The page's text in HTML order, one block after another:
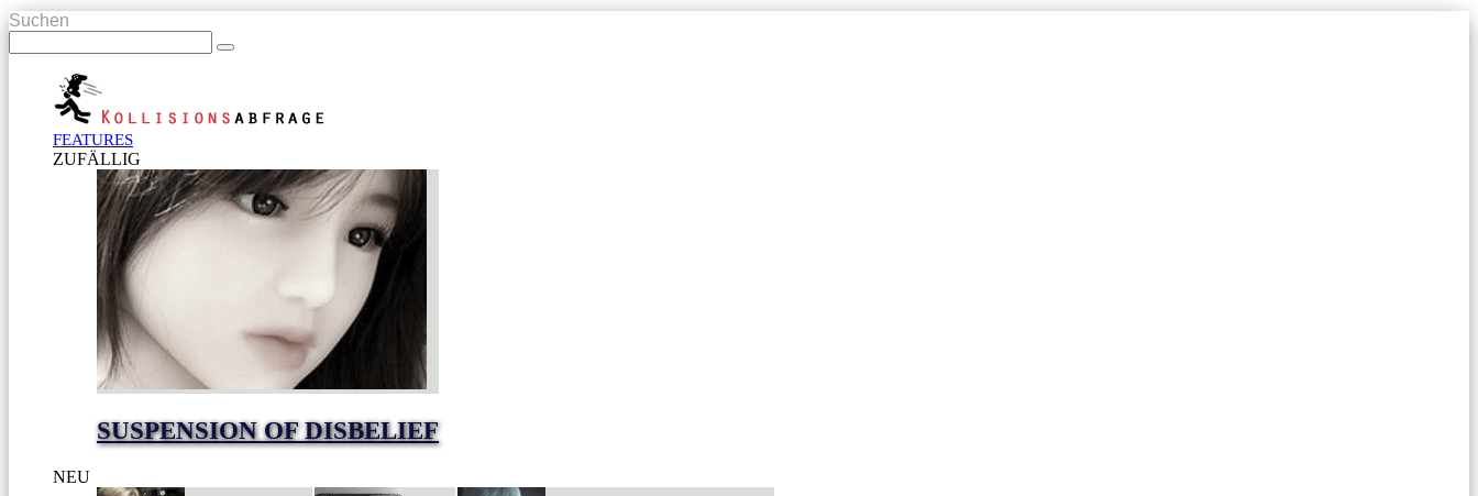
Suchen
FEATURES
ZUFÄLLIG
SUSPENSION OF DISBELIEF
NEU